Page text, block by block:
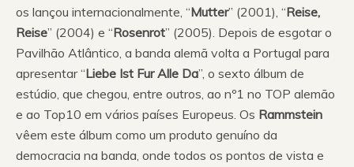
os lançou internacionalmente, “Mutter” (2001), “Reise,
Reise” (2004) e “Rosenrot” (2005). Depois de esgotar o
Pavilhão Atlântico, a banda alemã volta a Portugal para
apresentar “Liebe Ist Fur Alle Da”, o sexto álbum de
estúdio, que chegou, entre outros, ao nº1 no TOP alemão
e ao Top10 em vários países Europeus. Os Rammstein
vêem este álbum como um produto genuíno da
democracia na banda, onde todos os pontos de vista e